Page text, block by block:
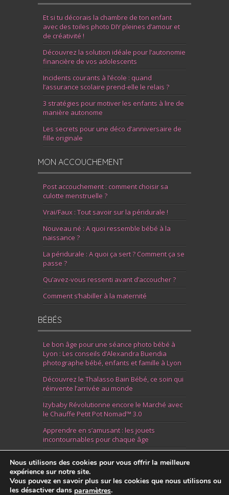
Et si tu décorais la chambre de ton enfant
avec des toiles photo DIY pleines d’amour et
de créativité !
Découvrez la solution idéale pour l’autonomie
financière de vos adolescents
Incidents courants à l’école : quand
l’assurance scolaire prend-elle le relais ?
3 stratégies pour motiver les enfants à lire de
manière autonome
Les secrets pour une déco d’anniversaire de
fille originale
MON ACCOUCHEMENT
Post accouchement : comment choisir sa
culotte menstruelle ?
Vrai/Faux : Tout savoir sur la péridurale !
Nouveau né : A quoi ressemble bébé à la
naissance ?
La péridurale : A quoi ça sert ? Comment ça se
passe ?
Qu’avez-vous ressenti avant d’accoucher ?
Comment s’habiller à la maternité
BÉBÉS
Le bon âge pour une séance photo bébé à
Lyon : Les conseils d’Alexandra Buendia
photographe bébé, enfants et famille à Lyon
Découvrez le Thalasso Bain Bébé, ce soin qui
réinvente l’arrivée au monde
Izybaby Révolutionne encore le Marché avec
le Chauffe Petit Pot Nomad™ 3.0
Apprendre en s’amusant : les jouets
incontournables pour chaque âge
Nous utilisons des cookies pour vous offrir la meilleure
expérience sur notre site.
Vous pouvez en savoir plus sur les cookies que nous utilisons ou
les désactiver dans paramètres.